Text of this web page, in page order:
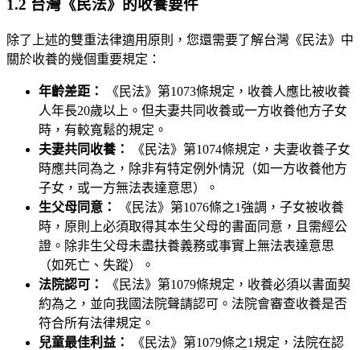
1.2 台灣《民法》的收養要件
除了上述的雙重法律適用原則，您還需要了解台灣《民法》中
關於收養的幾個重要規定：
年齡差距：
《民法》第1073條規定，收養人應比被收養
人年長20歲以上。但夫妻共同收養或一方收養他方子女
時，有較寬鬆的規定。
夫妻共同收養：
《民法》第1074條規定，夫妻收養子女
時應共同為之，除非有特定例外情況（如一方收養他方
子女，或一方無法表達意思）。
生父母同意：
《民法》第1076條之1強調，子女被收養
時，原則上必須取得其本生父母的書面同意，且需經公
證。除非生父母未盡扶養義務或事實上無法表達意思
（如死亡、失蹤）。
法院認可：
《民法》第1079條規定，收養必須以書面契
約為之，並向我國法院聲請認可。法院會審查收養是否
符合所有法律規定。
兒童最佳利益：
《民法》第1079條之1規定，法院在認